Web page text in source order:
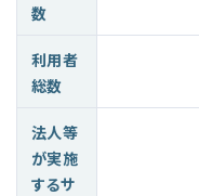
数
利用者
総数
法人等
が実施
するサ